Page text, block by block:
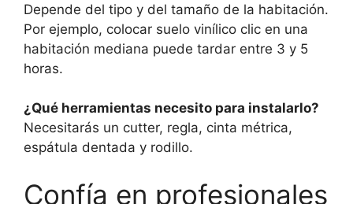
Depende del tipo y del tamaño de la habitación.
Por ejemplo, colocar suelo vinílico clic en una
habitación mediana puede tardar entre 3 y 5
horas.
¿Qué herramientas necesito para instalarlo?
Necesitarás un cutter, regla, cinta métrica,
espátula dentada y rodillo.
Confía en profesionales